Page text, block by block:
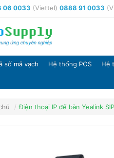
06 0033 (Viettel) 0888 91 0033
số mã vạch Hệ thống POS Hệ
Điện thoại IP để bàn Yealink